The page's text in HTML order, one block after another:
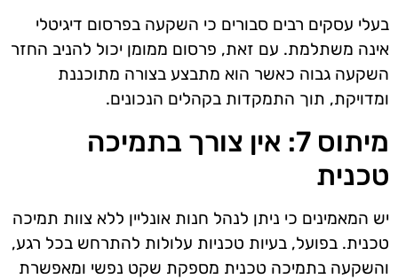
בעלי עסקים רבים סבורים כי השקעה בפרסום דיגיטלי
אינה משתלמת. עם זאת, פרסום ממומן יכול להניב החזר
השקעה גבוה כאשר הוא מתבצע בצורה מתוכננת
ומדויקת, תוך התמקדות בקהלים הנכונים.
מיתוס 7: אין צורך בתמיכה
טכנית
יש המאמינים כי ניתן לנהל חנות אונליין ללא צוות תמיכה
טכנית. בפועל, בעיות טכניות עלולות להתרחש בכל רגע,
והשקעה בתמיכה טכנית מספקת שקט נפשי ומאפשרת